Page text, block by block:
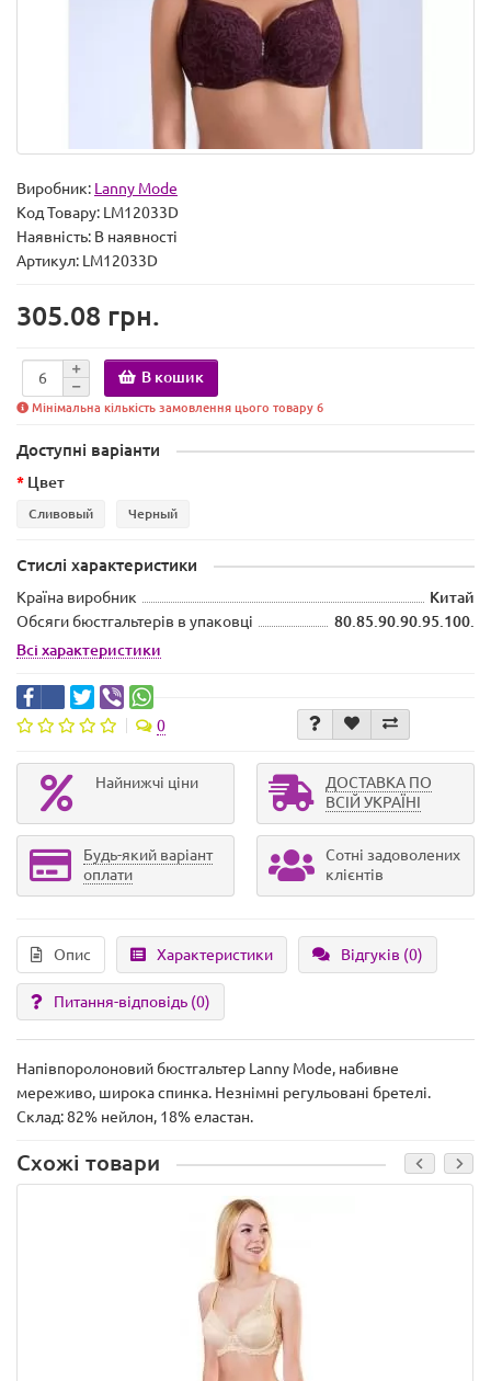
Виробник: Lanny Mode
Код Товару: LM12033D
Наявність: В наявності
Артикул: LM12033D
305.08 грн.
В кошик
Мінімальна кількість замовлення цього товару 6
Доступні варіанти
Цвет
Сливовый Черный
Стислі характеристики
Країна виробник
Китай
Обсяги бюстгальтерів в упаковці
80.85.90.90.95.100.
Всі характеристики
0
Найнижчі ціни
ДОСТАВКА ПО
ВСІЙ УКРАЇНІ
Будь-який варіант
оплати
Сотні задоволених
клієнтів
Опис Характеристики Відгуків (0)
Питання-відповідь (0)
Напівпоролоновий бюстгальтер Lanny Mode, набивне
мереживо, широка спинка. Незнімні регульовані бретелі.
Склад: 82% нейлон, 18% еластан.
Схожі товари